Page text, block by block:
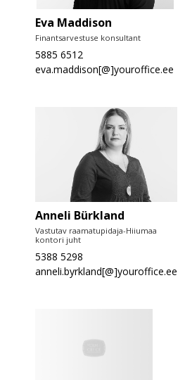
Eva Maddison
Finantsarvestuse konsultant
5885 6512
eva.maddison[@]youroffice.ee
Anneli Bürkland
Vastutav raamatupidaja-Hiiumaa
kontori juht
5388 5298
anneli.byrkland[@]youroffice.ee